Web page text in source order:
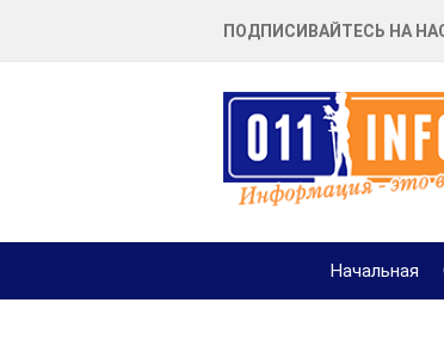
ПОДПИСИВАЙТЕСЬ НА
Начальная